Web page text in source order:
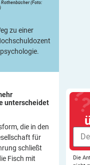
zu einer
unterscheidet
die in den
für
schließt
Fisch mit
Die